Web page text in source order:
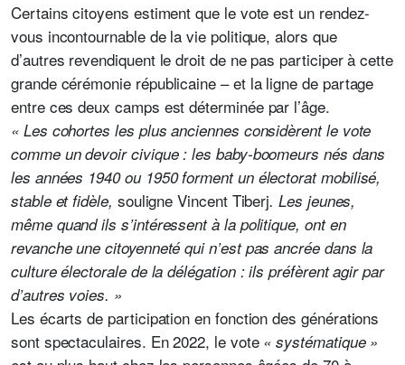
Certains citoyens estiment que le vote est un rendez-
vous incontournable de la vie politique, alors que
d’autres revendiquent le droit de ne pas participer à cette
grande cérémonie républicaine – et la ligne de partage
entre ces deux camps est déterminée par l’âge.
« Les cohortes les plus anciennes considèrent le vote
comme un devoir civique : les baby-boomeurs nés dans
les années 1940 ou 1950 forment un électorat mobilisé,
stable et fidèle, souligne Vincent Tiberj. Les jeunes,
même quand ils s’intéressent à la politique, ont en
revanche une citoyenneté qui n’est pas ancrée dans la
culture électorale de la délégation : ils préfèrent agir par
d’autres voies. »
Les écarts de participation en fonction des générations
sont spectaculaires. En 2022, le vote « systématique »